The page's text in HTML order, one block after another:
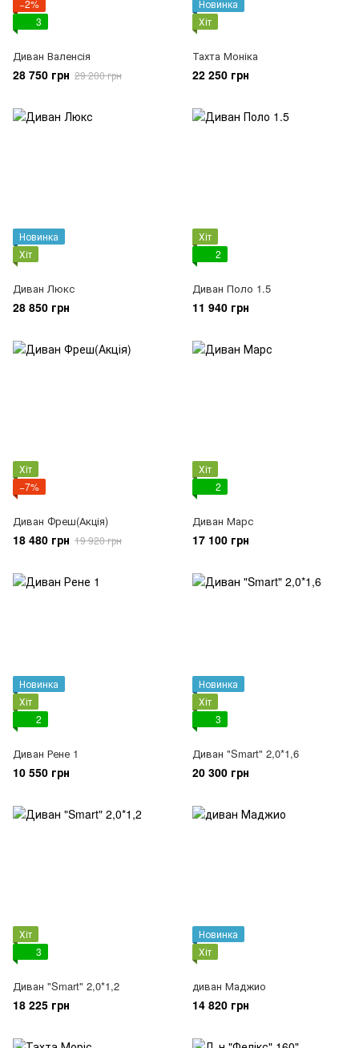
−2%
3
Диван Валенсія
28 750 грн 29 200 грн
Новинка
Хіт
Тахта Моніка
22 250 грн
Новинка
Хіт
Диван Люкс
28 850 грн
Хіт
2
Диван Поло 1.5
11 940 грн
Хіт
−7%
Диван Фреш(Акція)
18 480 грн 19 920 грн
Хіт
2
Диван Марс
17 100 грн
Новинка
Хіт
2
Диван Рене 1
10 550 грн
Новинка
Хіт
3
Диван "Smart" 2,0*1,6
20 300 грн
Хіт
3
Диван "Smart" 2,0*1,2
18 225 грн
Новинка
Хіт
диван Маджио
14 820 грн